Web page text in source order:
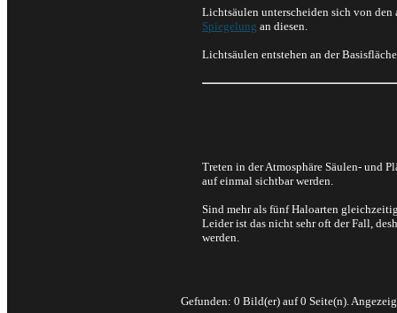
Lichtsäulen unterscheiden sich von den
Spiegelung an diesen.
Lichtsäulen entstehen an der
Treten in der Atmosphäre Säulen- und
auf einmal sichtbar werden.
Sind mehr als fünf Haloarten
Leider ist das nicht sehr oft der Fall,
werden.
Gefunden: 0 Bild(er) auf 0 Seite(n).